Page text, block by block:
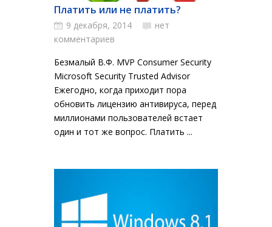
Платить или не платить?
9 декабря, 2014
нет
комментариев
Безмалый В.Ф. MVP Consumer Security
Microsoft Security Trusted Advisor
Ежегодно, когда приходит пора
обновить лицензию антивируса, перед
миллионами пользователей встает
один и тот же вопрос. Платить ...